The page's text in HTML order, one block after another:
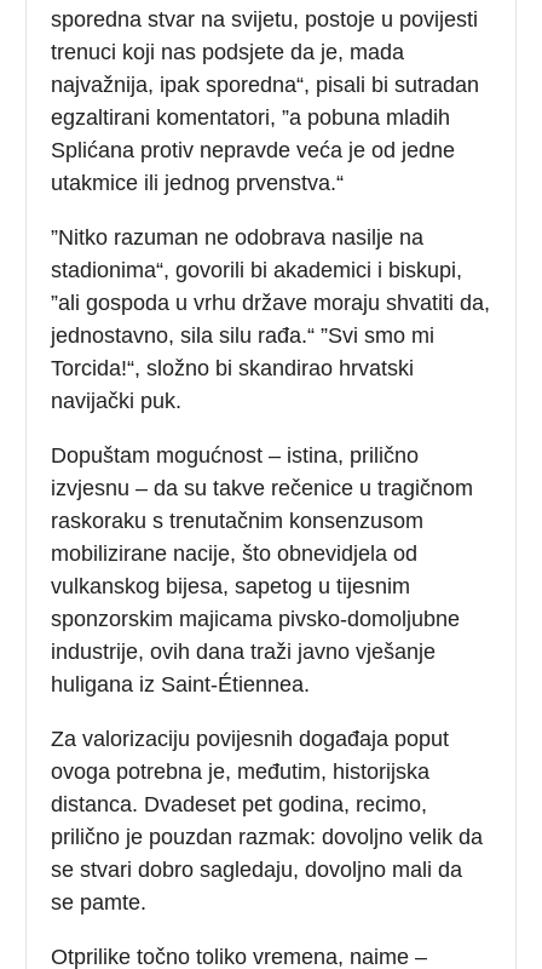
sporedna stvar na svijetu, postoje u povijesti
trenuci koji nas podsjete da je, mada
najvažnija, ipak sporedna“, pisali bi sutradan
egzaltirani komentatori, ”a pobuna mladih
Splićana protiv nepravde veća je od jedne
utakmice ili jednog prvenstva.“
”Nitko razuman ne odobrava nasilje na
stadionima“, govorili bi akademici i biskupi,
”ali gospoda u vrhu države moraju shvatiti da,
jednostavno, sila silu rađa.“ ”Svi smo mi
Torcida!“, složno bi skandirao hrvatski
navijački puk.
Dopuštam mogućnost – istina, prilično
izvjesnu – da su takve rečenice u tragičnom
raskoraku s trenutačnim konsenzusom
mobilizirane nacije, što obnevidjela od
vulkanskog bijesa, sapetog u tijesnim
sponzorskim majicama pivsko-domoljubne
industrije, ovih dana traži javno vješanje
huligana iz Saint-Étiennea.
Za valorizaciju povijesnih događaja poput
ovoga potrebna je, međutim, historijska
distanca. Dvadeset pet godina, recimo,
prilično je pouzdan razmak: dovoljno velik da
se stvari dobro sagledaju, dovoljno mali da
se pamte.
Otprilike točno toliko vremena, naime –